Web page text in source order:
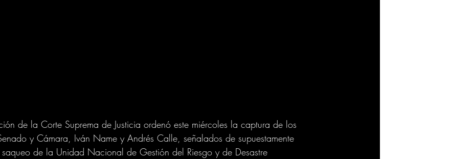
de la Corte Suprema de Justicia ordenó este miércoles la captura de los
y Cámara, Iván Name y Andrés Calle, señalados de supuestamente
de la Unidad Nacional de Gestión del Riesgo y de Desastre